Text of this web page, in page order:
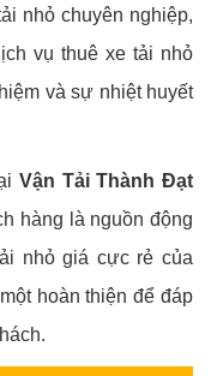
nhỏ chuyên nghiệp,
vụ thuê xe tải nhỏ
và sự nhiệt huyết
Vận Tải Thành Đạt
hàng là nguồn động
nhỏ giá cực rẻ của
hoàn thiện để đáp